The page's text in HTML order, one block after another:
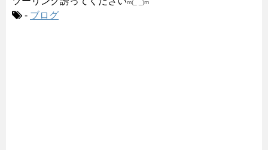
m(_ _)m
- ブログ